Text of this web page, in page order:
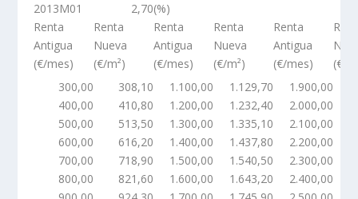
2013M01
2,70(%)
Renta
Antigua
(€/mes)
Renta
Nueva
(€/m²)
Renta
Antigua
(€/mes)
Renta
Nueva
(€/m²)
Renta
Antigua
(€/mes)
(€/
300,00
308,10 1.100,00 1.129,70 1.900,00
400,00
410,80 1.200,00 1.232,40 2.000,00
500,00
513,50 1.300,00 1.335,10 2.100,00
600,00
616,20 1.400,00 1.437,80 2.200,00
700,00
718,90 1.500,00 1.540,50 2.300,00
800,00
821,60 1.600,00 1.643,20 2.400,00